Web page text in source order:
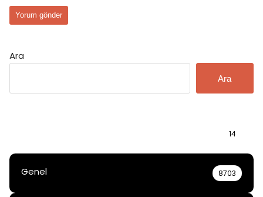
Ara
Ara
14
Genel 8703